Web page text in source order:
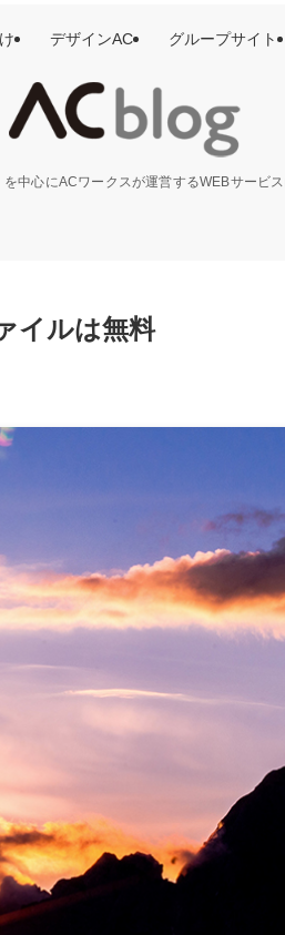
を中心にACワークスが運営するWEBサービ
デザインAC グループサイト
イルは無料